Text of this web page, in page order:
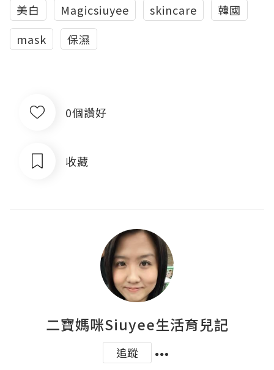
美白
Magicsiuyee skincare
韓國
mask
保濕
0個讚好
收藏
二寶媽咪Siuyee生活育兒記
追蹤